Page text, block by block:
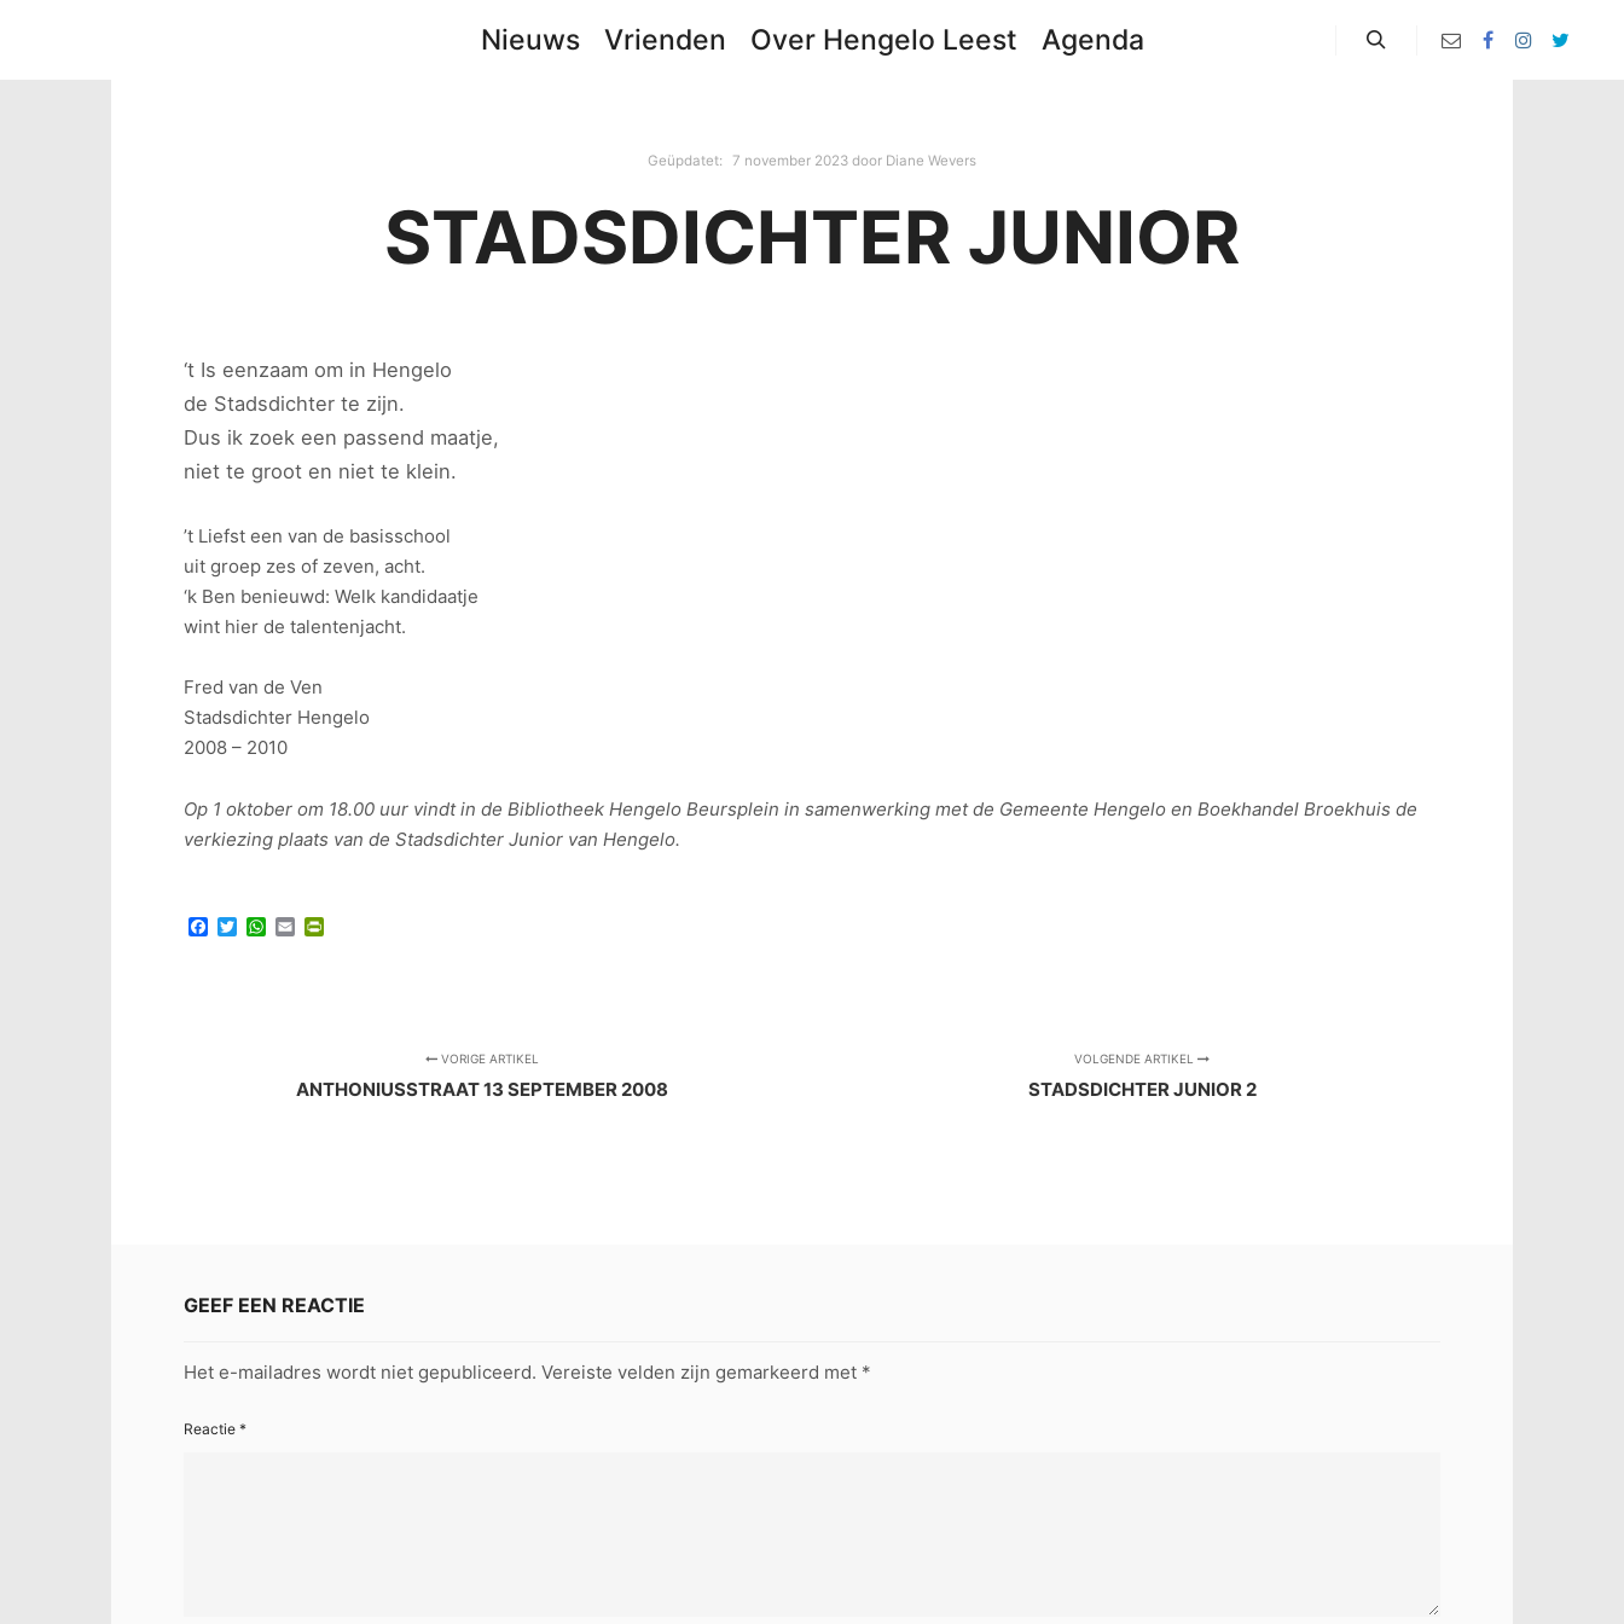
Nieuws Vrienden Over Hengelo Leest Agenda
Geüpdatet: 7 november 2023 door Diane Wevers
STADSDICHTER JUNIOR
‘t Is eenzaam om in Hengelo
de Stadsdichter te zijn.
Dus ik zoek een passend maatje,
niet te groot en niet te klein.
’t Liefst een van de basisschool
uit groep zes of zeven, acht.
‘k Ben benieuwd: Welk kandidaatje
wint hier de talentenjacht.
Fred van de Ven
Stadsdichter Hengelo
2008 – 2010
Op 1 oktober om 18.00 uur vindt in de Bibliotheek Hengelo Beursplein in samenwerking met de Gemeente Hengelo en Boekhandel Broekhuis de
verkiezing plaats van de Stadsdichter Junior van Hengelo.
Facebook
TwitterWhatsApp
Email
VORIGE ARTIKEL
ANTHONIUSSTRAAT 13 SEPTEMBER 2008
VOLGENDE ARTIKEL
STADSDICHTER JUNIOR 2
GEEF EEN REACTIE
Het e-mailadres wordt niet gepubliceerd. Vereiste velden zijn gemarkeerd met *
Reactie *